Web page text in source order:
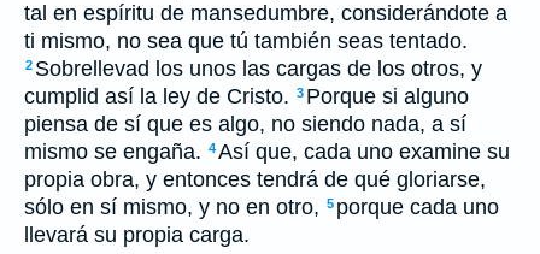
tal en espíritu de mansedumbre, considerándote a
ti mismo, no sea que tú también seas tentado.
2 Sobrellevad los unos las cargas de los otros, y
cumplid así la ley de Cristo. 3 Porque si alguno
piensa de sí que es algo, no siendo nada, a sí
mismo se engaña. 4Así que, cada uno examine su
propia obra, y entonces tendrá de qué gloriarse,
sólo en sí mismo, y no en otro, 5 porque cada uno
llevará su propia carga.